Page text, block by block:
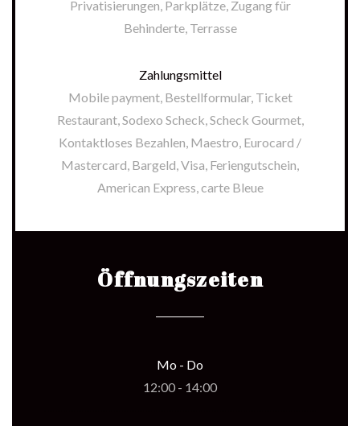
Privatisierungen, Parkplätze, Zugang für
Behinderte, Terrasse
Zahlungsmittel
Mobile payment, Bestellformular, Ticket
Restaurant, Sodexo Scheck, Scheck Gourmet,
Kontaktloses Bezahlen, Maestro, Eurocard /
Mastercard, Bargeld, Visa, Feriengutschein,
American Express, carte Bleue
Öffnungszeiten
Mo - Do
12:00 - 14:00